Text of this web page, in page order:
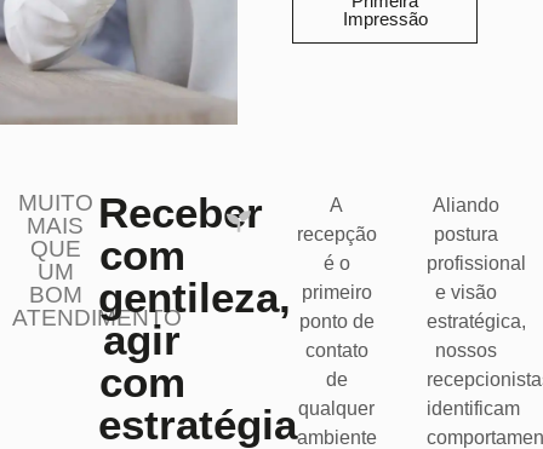
Impressão
MUITO
MAIS
QUE
UM
BOM
ATENDIMENTO
Receber
com
gentileza,
agir
com
estratégia
A
recepção
é o
primeiro
ponto de
contato
de
qualquer
ambiente
Aliando
postura
profissional
e visão
estratégica,
nossos
identificam